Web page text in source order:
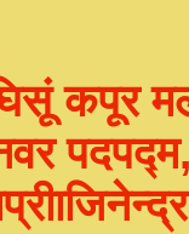
कपूर